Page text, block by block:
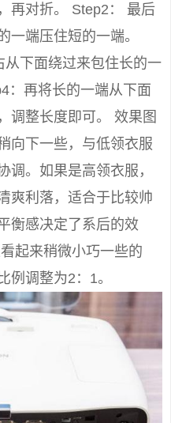
再对折。 Step2： 最后
一端压住短的一端。
下面绕过来包住长的一
：再将长的一端从下面
调整长度即可。 效果图
向下一些，与低领衣服
调。如果是高领衣服，
爽利落，适合于比较帅
衡感决定了系后的效
起来稍微小巧一些的
例调整为2：1。